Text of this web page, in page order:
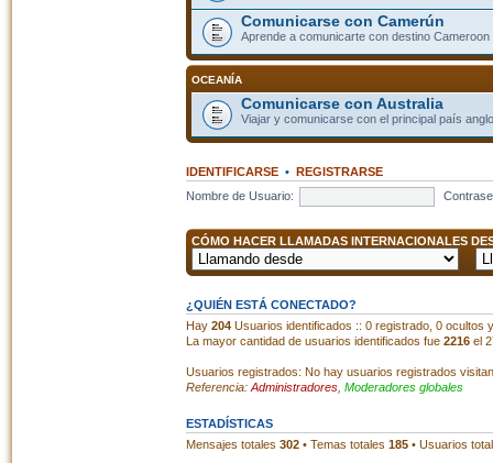
Comunicarse con Camerún
Aprende a comunicarte con destino Cameroon
OCEANÍA
Comunicarse con Australia
Viajar y comunicarse con el principal país
IDENTIFICARSE• REGISTRARSE
Nombre de Usuario:
CÓMO HACER LLAMADAS INTERNACIONALES
¿QUIÉN ESTÁ CONECTADO?
Hay 204Usuarios identificados :: 0 registrado, 0 ocultos
La mayor cantidad de usuarios identificados fue 2216el
Usuarios registrados: No hay usuarios registrados
Referencia: Administradores, Moderadores globales
ESTADÍSTICAS
Mensajes totales 302• Temas totales 185• Usuarios